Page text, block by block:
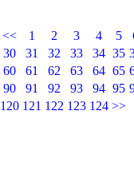
<< 1 2 3 4 5
30
31 32 33 34 35
60
61 62 63 64 65
90
91 92 93 94 95
120 121 122 123 124 >>